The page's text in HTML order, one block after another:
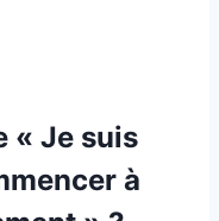
« Je suis
à